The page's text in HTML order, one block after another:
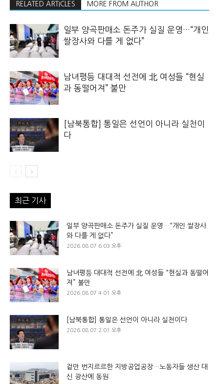
RELATED ARTICLES MORE FROM AUTHOR
일부 양곡판매소 돈주가 실질 운영…“개인
쌀장사와 다를 게 없다”
남녀평등 대대적 선전에 北 여성들 “현실
과 동떨어져” 불만
[남북통합] 통일은 선언이 아니라 실천이
다
최근 기사
일부 양곡판매소 돈주가 실질 운영…“개인 쌀장사
와 다를 게 없다”
2026.08.07 6:03 오후
남녀평등 대대적 선전에 北 여성들 “현실과 동떨어
져” 불만
2026.08.07 4:01 오후
[남북통합] 통일은 선언이 아니라 실천이다
2026.08.07 2:01 오후
겉만 번지르르한 지방공업공장…노동자들 생산 대
신 광산에 동원